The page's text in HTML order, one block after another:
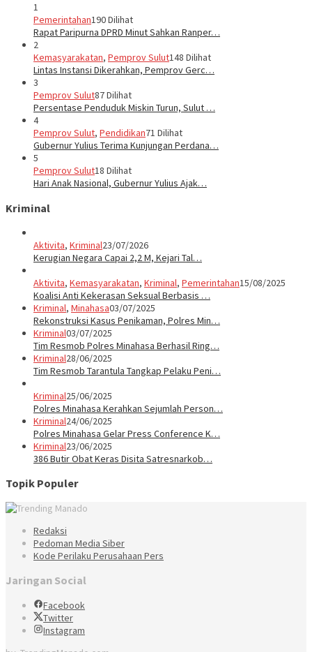
1
Pemerintahan190 Dilihat
Rapat Paripurna DPRD Minut Sahkan Ranper…
2
Kemasyarakatan, Pemprov Sulut148 Dilihat
Lintas Instansi Dikerahkan, Pemprov Gerc…
3
Pemprov Sulut87 Dilihat
Persentase Penduduk Miskin Turun, Sulut …
4
Pemprov Sulut, Pendidikan71 Dilihat
Gubernur Yulius Terima Kunjungan Perdana…
5
Pemprov Sulut18 Dilihat
Hari Anak Nasional, Gubernur Yulius Ajak…
Kriminal
Aktivita, Kriminal23/07/2026
Kerugian Negara Capai 2,2 M, Kejari Tal…
Aktivita, Kemasyarakatan, Kriminal, Pemerintahan15/08/2025
Koalisi Anti Kekerasan Seksual Berbasis …
Kriminal, Minahasa03/07/2025
Rekonstruksi Kasus Penikaman, Polres Min…
Kriminal03/07/2025
Tim Resmob Polres Minahasa Berhasil Ring…
Kriminal28/06/2025
Tim Resmob Tarantula Tangkap Pelaku Peni…
Kriminal25/06/2025
Polres Minahasa Kerahkan Sejumlah Person…
Kriminal24/06/2025
Polres Minahasa Gelar Press Conference K…
Kriminal23/06/2025
386 Butir Obat Keras Disita Satresnarkob…
Topik Populer
Redaksi
Pedoman Media Siber
Kode Perilaku Perusahaan Pers
Jaringan Social
Facebook
Twitter
Instagram